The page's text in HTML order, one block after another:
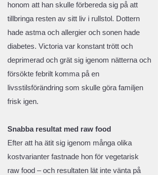
honom att han skulle förbereda sig på att
tillbringa resten av sitt liv i rullstol. Dottern
hade astma och allergier och sonen hade
diabetes. Victoria var konstant trött och
deprimerad och grät sig igenom nätterna och
försökte febrilt komma på en
livsstilsförändring som skulle göra familjen
frisk igen.
Snabba resultat med raw food
Efter att ha ätit sig igenom många olika
kostvarianter fastnade hon för vegetarisk
raw food – och resultaten lät inte vänta på